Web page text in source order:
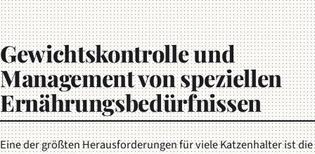
Gewichtskontrolle und
Management von speziellen
Ernährungsbedürfnissen
Eine der größten Herausforderungen für viele Katzenhalter ist die